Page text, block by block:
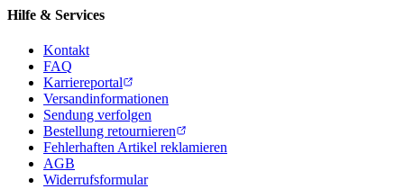
Hilfe & Services
Kontakt
FAQ
Karriereportal
Versandinformationen
Sendung verfolgen
Bestellung retournieren
Fehlerhaften Artikel reklamieren
AGB
Widerrufsformular